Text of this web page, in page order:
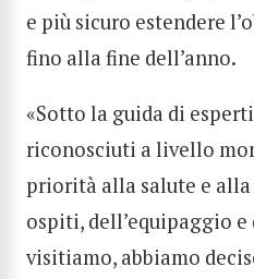
e più sicuro estendere
fino alla fine dell’anno.
«Sotto la guida di
riconosciuti a livello
priorità alla salute e
ospiti, dell’equipaggio
visitiamo, abbiamo